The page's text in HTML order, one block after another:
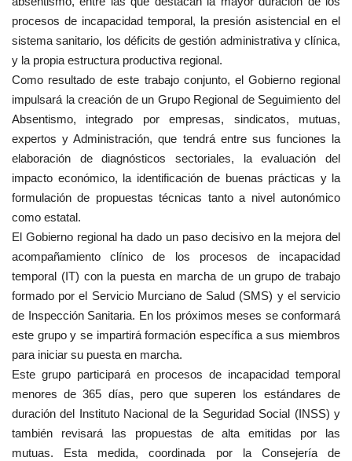
procesos de incapacidad temporal, la presión asistencial en el
sistema sanitario, los déficits de gestión administrativa y clínica,
y la propia estructura productiva regional.
Como resultado de este trabajo conjunto, el Gobierno regional
impulsará la creación de un Grupo Regional de Seguimiento del
Absentismo, integrado por empresas, sindicatos, mutuas,
expertos y Administración, que tendrá entre sus funciones la
elaboración de diagnósticos sectoriales, la evaluación del
impacto económico, la identificación de buenas prácticas y la
formulación de propuestas técnicas tanto a nivel autonómico
como estatal.
El Gobierno regional ha dado un paso decisivo en la mejora del
acompañamiento clínico de los procesos de incapacidad
temporal (IT) con la puesta en marcha de un grupo de trabajo
formado por el Servicio Murciano de Salud (SMS) y el servicio
de Inspección Sanitaria. En los próximos meses se conformará
este grupo y se impartirá formación específica a sus miembros
para iniciar su puesta en marcha.
Este grupo participará en procesos de incapacidad temporal
menores de 365 días, pero que superen los estándares de
duración del Instituto Nacional de la Seguridad Social (INSS) y
también revisará las propuestas de alta emitidas por las
mutuas. Esta medida, coordinada por la Consejería de